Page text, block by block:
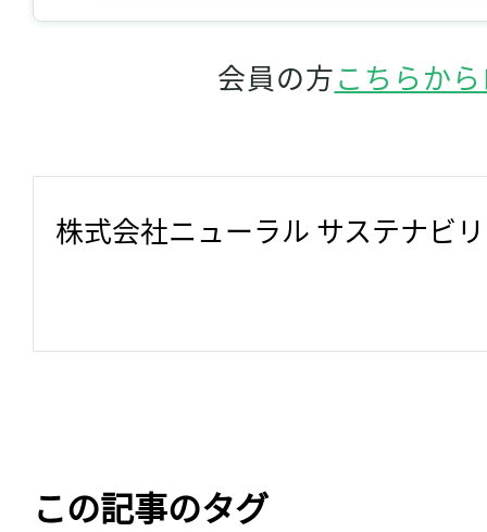
会員の方こちらか
株式会社ニューラル サステナビ
この記事のタグ